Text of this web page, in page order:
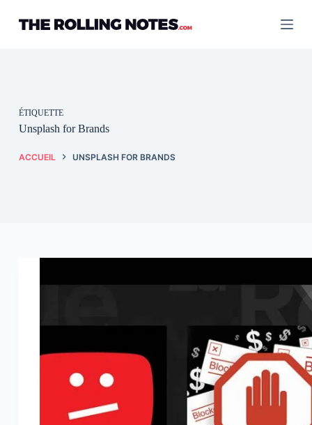
contenu
ÉTIQUETTE
Unsplash for Brands
ACCUEIL UNSPLASH FOR BRANDS